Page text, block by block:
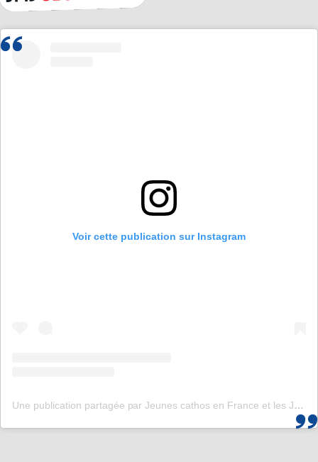
Voir cette publication sur Instagram
Une publication partagée par Jeunes cathos en France et les JMJ de Corée 2027 (@jeunescathos_fr)